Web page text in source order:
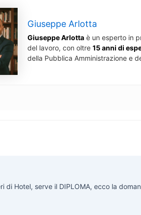
Giuseppe Arlotta
Giuseppe Arlotta è un esperto in
del lavoro, con oltre 15 anni di
della Pubblica Amministrazione e
di Hotel, serve il DIPLOMA, ecco la